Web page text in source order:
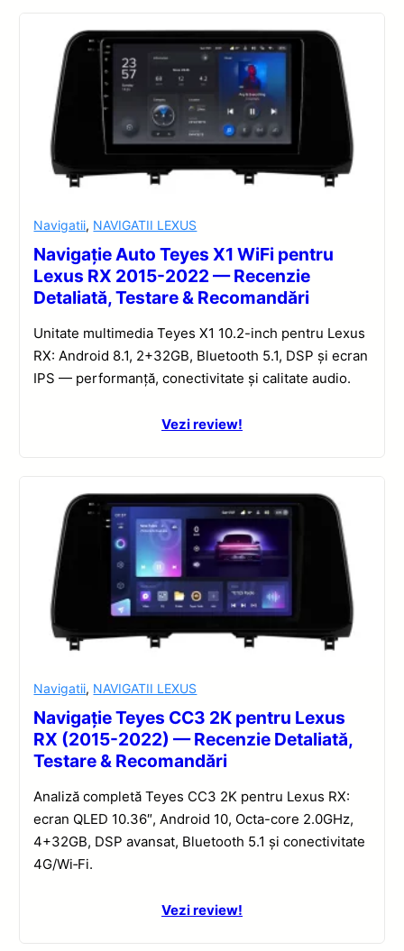
Navigatii, NAVIGATII LEXUS
Navigație Auto Teyes X1 WiFi pentru
Lexus RX 2015-2022 — Recenzie
Detaliată, Testare & Recomandări
Unitate multimedia Teyes X1 10.2-inch pentru Lexus
RX: Android 8.1, 2+32GB, Bluetooth 5.1, DSP și ecran
IPS — performanță, conectivitate și calitate audio.
Vezi review!
Navigatii, NAVIGATII LEXUS
Navigație Teyes CC3 2K pentru Lexus
RX (2015-2022) — Recenzie Detaliată,
Testare & Recomandări
Analiză completă Teyes CC3 2K pentru Lexus RX:
ecran QLED 10.36″, Android 10, Octa-core 2.0GHz,
4+32GB, DSP avansat, Bluetooth 5.1 și conectivitate
4G/Wi‑Fi.
Vezi review!